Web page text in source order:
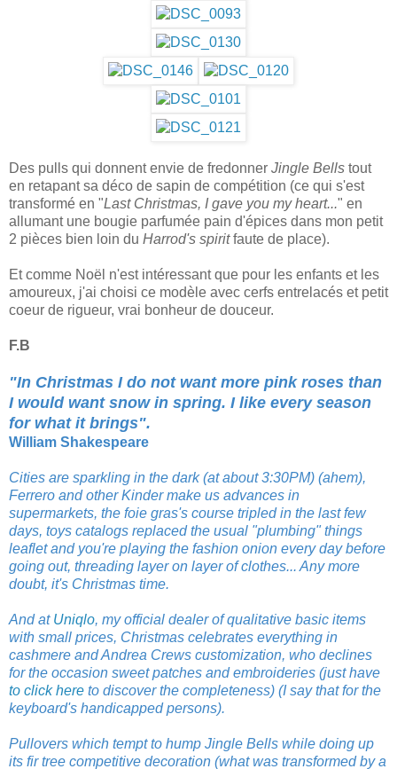
Des pulls qui donnent envie de fredonner Jingle Bells tout
en retapant sa déco de sapin de compétition (ce qui s'est
transformé en "Last Christmas, I gave you my heart..." en
allumant une bougie parfumée pain d'épices dans mon petit
2 pièces bien loin du Harrod's spiritfaute de place).
Et comme Noël n'est intéressant que pour les enfants et les
amoureux, j'ai choisi ce modèle avec cerfs entrelacés et petit
coeur de rigueur, vrai bonheur de douceur.
F.B
"In Christmas I do not want more pink roses than
I would want snow in spring. I like every season
for what it brings".
William Shakespeare
Cities are sparkling in the dark (at about 3:30PM) (ahem),
Ferrero and other Kinder make us advances in
supermarkets, the foie gras's course tripled in the last few
days, toys catalogs replaced the usual "plumbing" things
leaflet and you're playing the fashion onion every day before
going out, threading layer on layer of clothes... Any more
doubt, it's Christmas time.
And at Uniqlo, my official dealer of qualitative basic items
with small prices, Christmas celebrates everything in
cashmere and Andrea Crews customization, who declines
for the occasion sweet patches and embroideries (just have
to click here to discover the completeness) (I say that for the
keyboard's handicapped persons).
Pullovers which tempt to hump Jingle Bells while doing up
its fir tree competitive decoration (what was transformed by a